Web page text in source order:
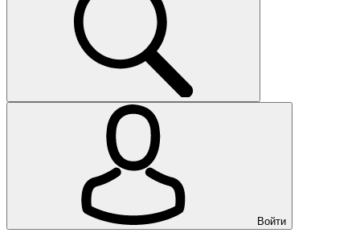
Войти